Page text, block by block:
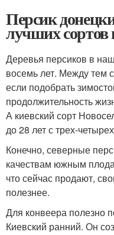
Персик
лучших сортов
Деревья персиков в
восемь лет. Между тем
если подобрать
продолжительность
А киевский сорт
до 28 лет с трех-
Конечно, северные
качествам южным
что сейчас продают,
полезнее.
Для конвеера полезно
Киевский ранний. Он